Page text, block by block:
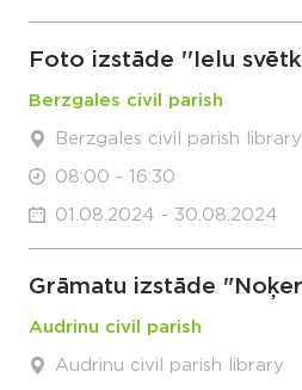
Foto izstāde ''Ielu
Berzgales civil parish
Berzgales civil parish library
08:00 - 16:30
01.08.2024 - 30.08.2024
Grāmatu izstāde
Audrinu civil parish
Audrinu civil parish library